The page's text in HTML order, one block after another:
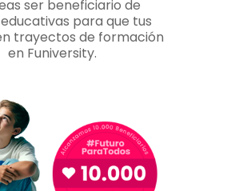
ser beneficiario de
para que tus
trayectos de formación
en Funiversity.